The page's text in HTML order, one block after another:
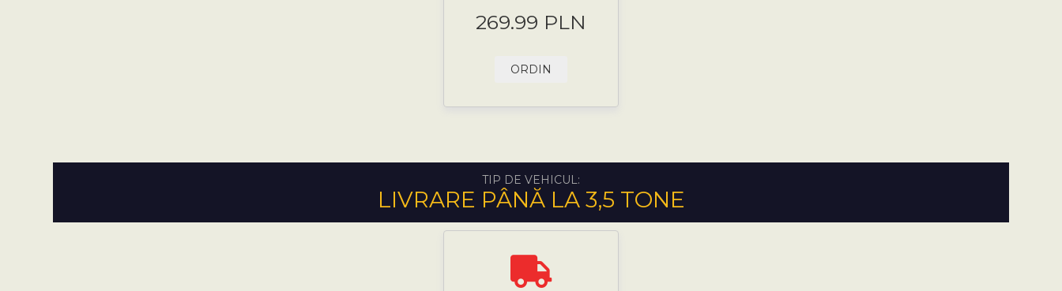
269.99 PLN
ORDIN
TIP DE VEHICUL:
LIVRARE PÂNĂ LA 3,5 TONE